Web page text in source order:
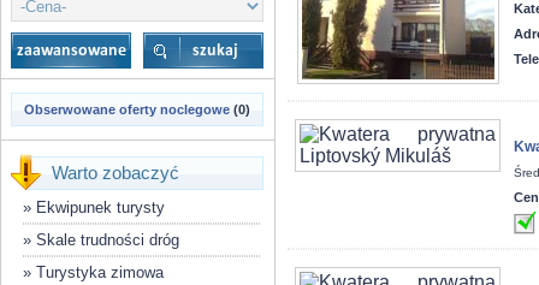
Obserwowane oferty noclegowe (0)
Warto zobaczyć
» Ekwipunek turysty
» Skale trudności dróg
» Turystyka zimowa